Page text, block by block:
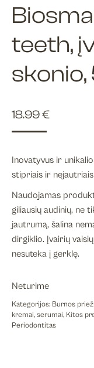
teeth,
18.99€
Inovatyvus ir
stipriais ir
Naudojamas
giliausių audinių, ne
jautrumą, šalina
dirgiklio. Įvairių
nesuteka į gerklę.
Neturime
Kategorijos: Burnos
kremai, serumai, Kitos
Periodontitas